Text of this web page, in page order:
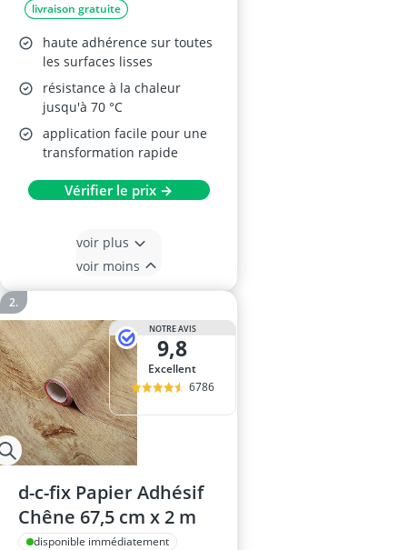
livraison gratuite
haute adhérence sur toutes
les surfaces lisses
résistance à la chaleur
jusqu'à 70 °C
application facile pour une
transformation rapide
Vérifier le prix →
voir plus
voir moins
NOTRE AVIS
9,8
Excellent
6786
d-c-fix Papier Adhésif
Chêne 67,5 cm x 2 m
disponible immédiatement